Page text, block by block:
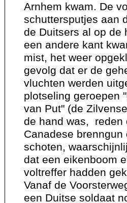
Arnhem kwam. De
schuttersputjes aan
de Duitsers al op de
een andere kant
mist, het weer
gevolg dat er de
vluchten werden
plotseling geroepen
van Put" (de
de hand was, reden
Canadese
schoten,
dat een eikenboom
voltreffer hadden
Vanaf de
een Duitse soldaat